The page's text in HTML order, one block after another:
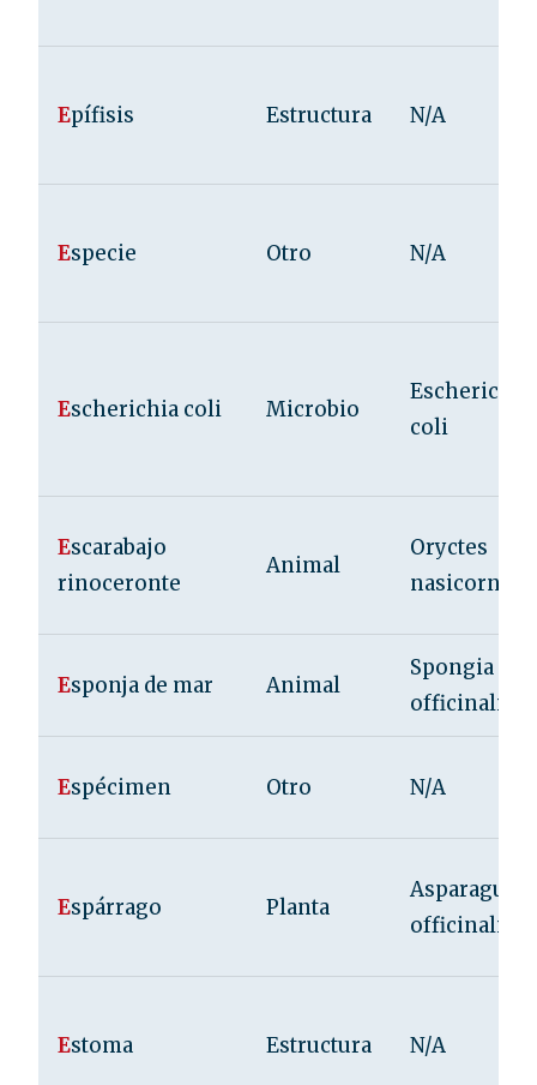
Epífisis Estructura N/A
Especie Otro N/A
Escherichia coli Microbio
Escherichia
coli
Escarabajo
rinoceronte
Animal
Oryctes
nasicornis
Esponja de mar Animal
Spongia
officinalis
Espécimen Otro N/A
Espárrago Planta
Asparagus
officinalis
Estoma Estructura N/A